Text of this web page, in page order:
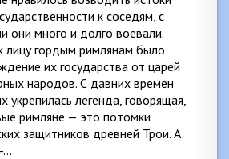
к соседям, с
они много и долго воевали.
лицу гордым римлянам было
их государства от царей
народов. С давних времен
укрепилась легенда, говорящая,
римляне — это потомки
защитников древней Трои. А